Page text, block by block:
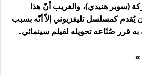
(سوبر هنيدي)، والغريب أنّ هذا
يُقدم كمسلسل تليفزيوني إلاّ أنّه بسبب
به قرر صُنّاعه تحويله لفيلم سينمائي.
»